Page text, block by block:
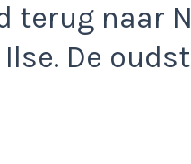
terug naar
De